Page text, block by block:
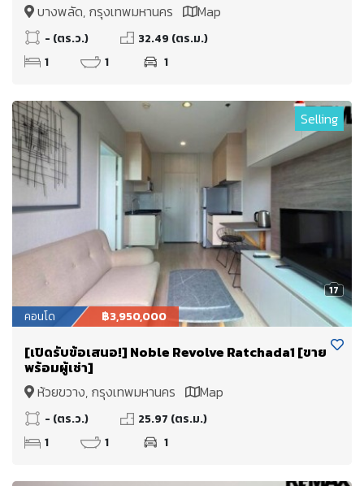
บางพลัด จรัญสนิทวงศ์
บางพลัด, กรุงเทพมหานคร Map
- (ตร.ว.)
32.49 (ตร.ม.)
1
1 1
17
Selling
คอนโด ฿3,950,000
[เปิดรับข้อเสนอ!] Noble Revolve Ratchada1 [ขาย
พร้อมผู้เช่า]
ห้วยขวาง, กรุงเทพมหานคร
Map
- (ตร.ว.)
25.97 (ตร.ม.)
1
1 1